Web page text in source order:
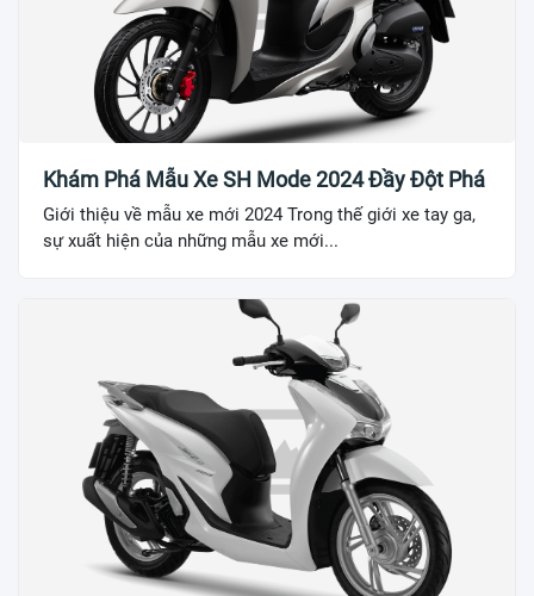
Khám Phá Mẫu Xe SH Mode 2024 Đầy Đột Phá
Giới thiệu về mẫu xe mới 2024 Trong thế giới xe tay ga,
sự xuất hiện của những mẫu xe mới...